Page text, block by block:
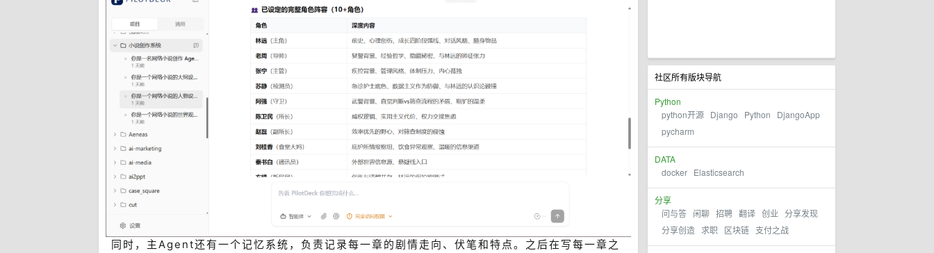
社区所有版块导航
Python
python开源 Django Python
DjangoApp
pycharm
DATA
docker Elasticsearch
分享
问与答 闲聊 招聘 翻译 创业 分享发现
分享创造 求职 区块链 支付之战
同时，主Agent还有一个记忆系统，负责记录每一章的剧情走向、伏笔和特点。之后在写每一章之